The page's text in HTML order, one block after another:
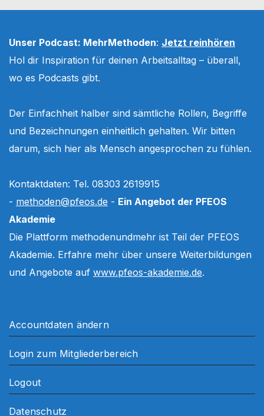
Unser Podcast: MehrMethoden: Jetzt reinhören
Hol dir Inspiration für deinen Arbeitsalltag – überall,
wo es Podcasts gibt.
Der Einfachheit halber sind sämtliche Rollen, Begriffe
und Bezeichnungen einheitlich gehalten. Wir bitten
darum, sich hier als Mensch angesprochen zu fühlen.
Kontaktdaten: Tel. 08303 2619915
- methoden@pfeos.de - Ein Angebot der PFEOS
Akademie
Die Plattform methodenundmehr ist Teil der PFEOS
Akademie. Erfahre mehr über unsere Weiterbildungen
und Angebote auf www.pfeos-akademie.de.
Accountdaten ändern
Login zum Mitgliederbereich
Logout
Datenschutz